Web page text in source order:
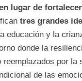
lugar de
tres grandes
educación y la
donde la
por la
de las